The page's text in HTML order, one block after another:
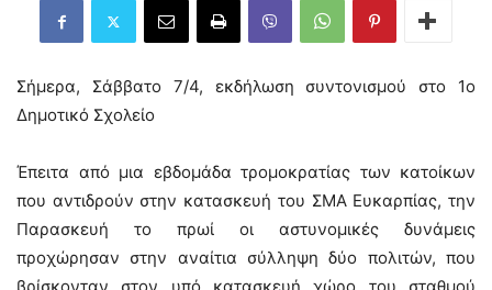
Σήμερα, Σάββατο 7/4, εκδήλωση συντονισμού στο 1o
Δημοτικό Σχολείο
Έπειτα από μια εβδομάδα τρομοκρατίας των κατοίκων
που αντιδρούν στην κατασκευή του ΣΜΑ Ευκαρπίας, την
Παρασκευή το πρωί οι αστυνομικές δυνάμεις
προχώρησαν στην αναίτια σύλληψη δύο πολιτών, που